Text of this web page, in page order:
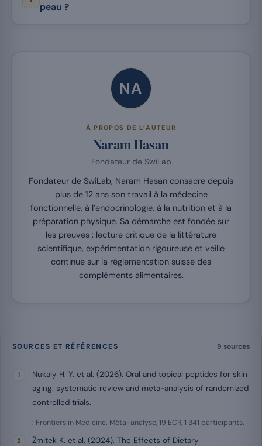
peau ?
NA
À PROPOS DE L’AUTEUR
Naram Hasan
Fondateur de SwiLab
Fondateur de SwiLab, Naram Hasan consacre depuis
plus de 12 ans son travail à la médecine
fonctionnelle, à l’endocrinologie, à la nutrition et à la
préparation physique. Sa démarche est fondée sur
les preuves : lecture critique de la littérature
scientifique, expérimentation rigoureuse et veille
continue sur la réglementation suisse des
compléments alimentaires.
SOURCES ET RÉFÉRENCES 9 sources
Nukaly H. Y. et al. (2026). Oral and topical peptides for skin
aging: systematic review and meta-analysis of randomized
controlled trials.
: Frontiers in Medicine. Méta-analyse, 19 ECR, 1 341 participants.
Žmitek K. et al. (2024). The Effects of Dietary